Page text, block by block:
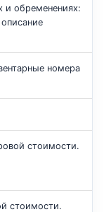
и обременениях:
номера
стоимости.
стоимости.